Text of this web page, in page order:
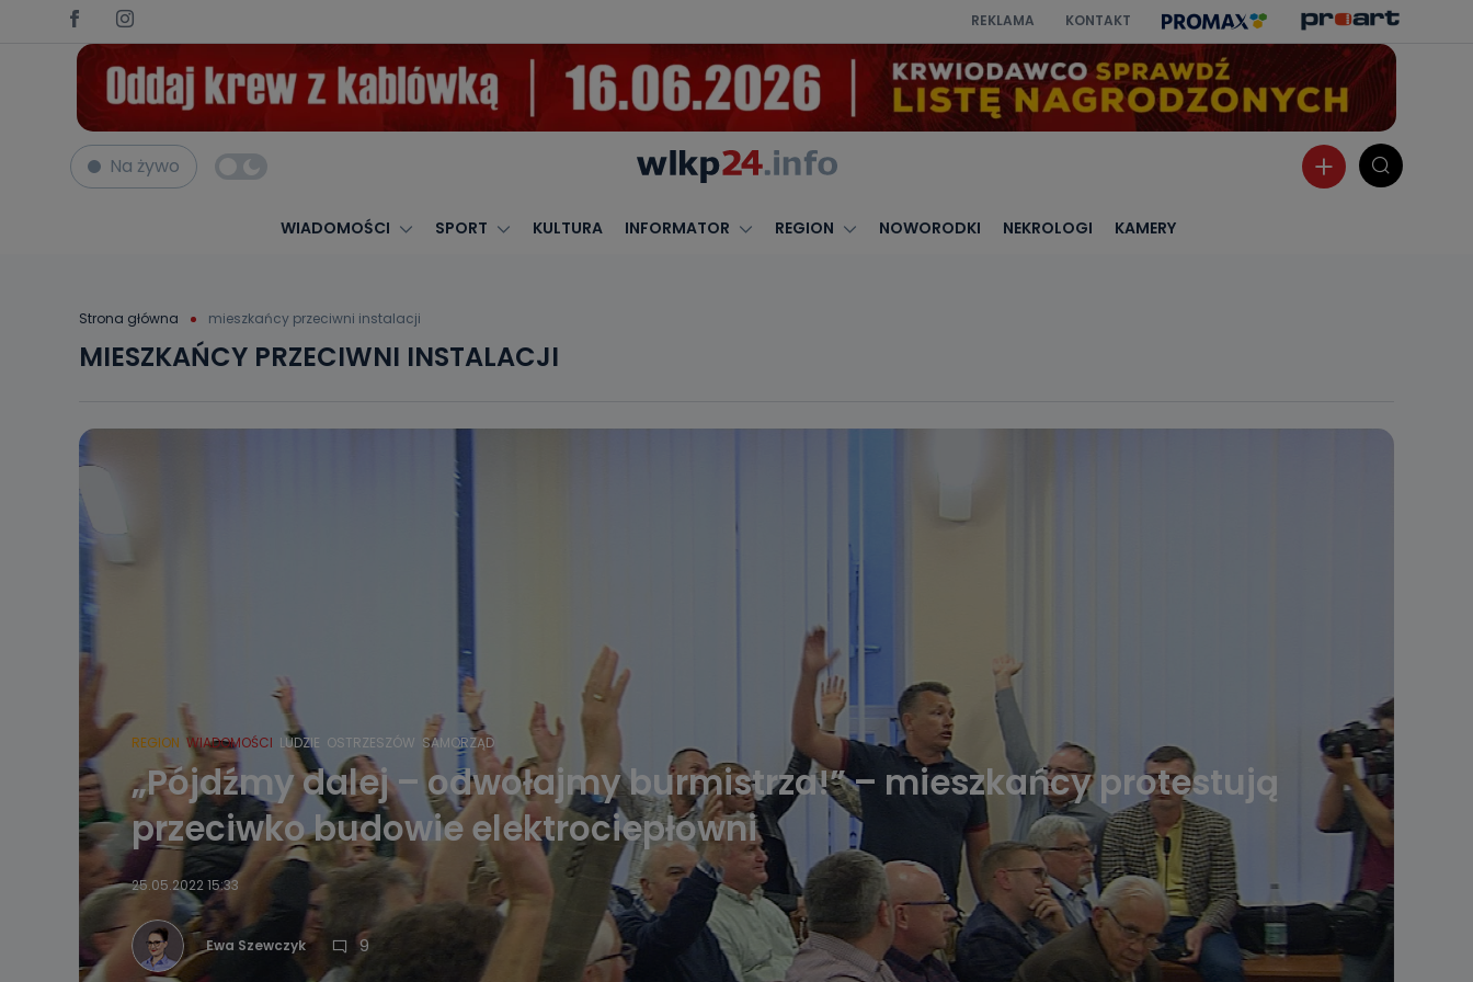
REKLAMA KONTAKT
Na żywo
WIADOMOŚCI SPORT KULTURA INFORMATOR REGION NOWORODKI NEKROLOGI KAMERY
Strona główna mieszkańcy przeciwni instalacji
MIESZKAŃCY PRZECIWNI INSTALACJI
REGION WIADOMOŚCI LUDZIE OSTRZESZÓW SAMORZĄD
„Pójdźmy dalej – odwołajmy burmistrza!” – mieszkańcy protestują
przeciwko budowie elektrociepłowni
25.05.2022 15:33
Ewa Szewczyk 9